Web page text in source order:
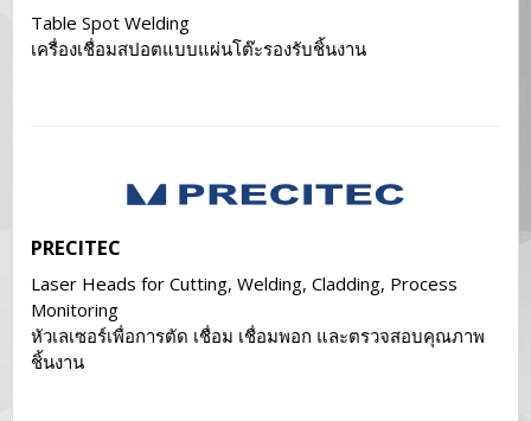
Table Spot Welding
เครื่องเชื่อมสปอตแบบแผ่นโต๊ะรองรับชิ้นงาน
PRECITEC
Laser Heads for Cutting, Welding, Cladding, Process
Monitoring
หัวเลเซอร์เพื่อการตัด เชื่อม เชื่อมพอก และตรวจสอบคุณภาพ
ชิ้นงาน